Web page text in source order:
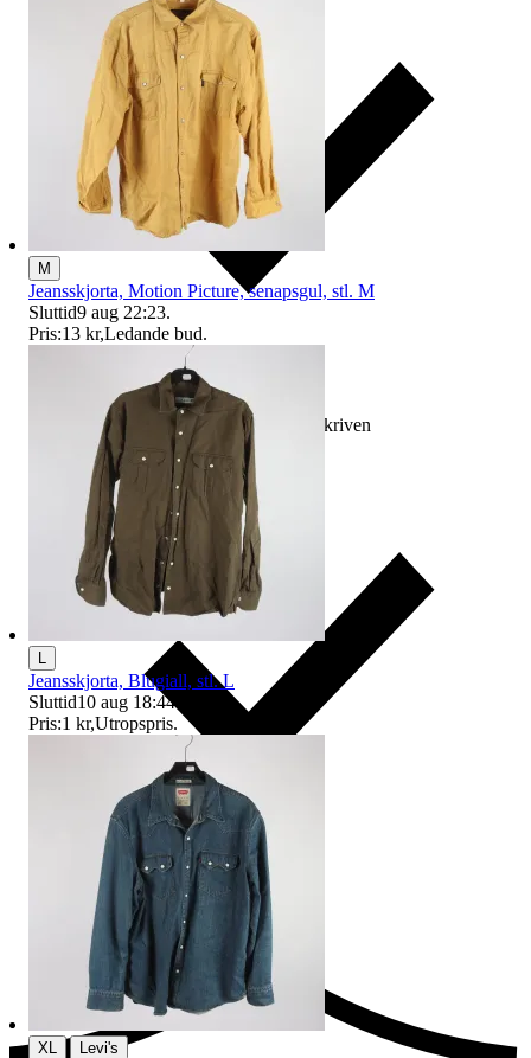
Ersättning om varan inte är som beskriven
Ersättning om du inte får din vara
M
Jeansskjorta, Motion Picture, senapsgul, stl. M
Sluttid9 aug 22:23.
Pris:13 kr,Ledande bud.
Jeansskjorta, Blugiall, stl. L
Sluttid10 aug 18:44
Pris:1 kr,Utropspris.
XL Levi's